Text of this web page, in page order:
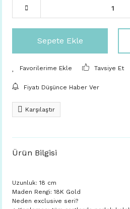
Sepete Ekle
Tavsiye Et
Fiyatı Düşünce Haber Ver
Karşılaştır
Ürün Bilgisi
Uzunluk: 18 cm
Maden Rengi: 18K Gold
Neden exclusive seri?